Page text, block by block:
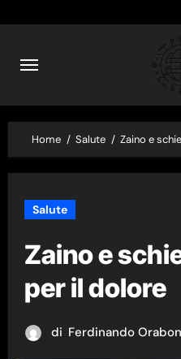
content
Home Salute Zaino e
Salute
Zaino e
per il dolore
di Ferdinando